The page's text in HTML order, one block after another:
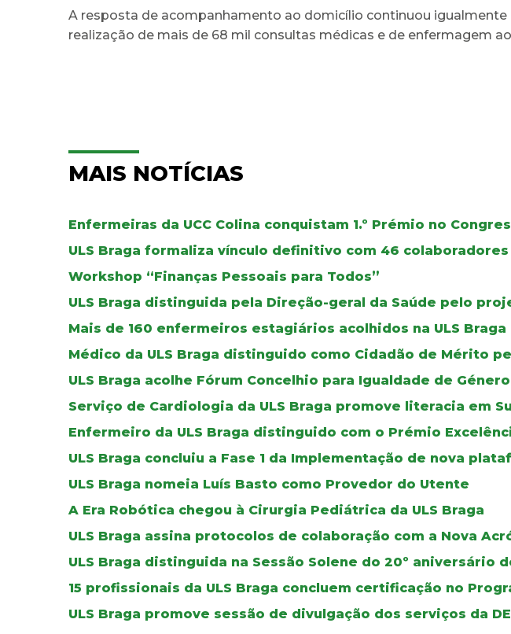
A resposta de acompanhamento ao domicílio continuou
realização de mais de 68 mil consultas médicas e de enfermagem
MAIS NOTÍCIAS
Enfermeiras da UCC Colina conquistam 1.º Prémio no
ULS Braga formaliza vínculo definitivo com 46 colaboradores
Workshop “Finanças Pessoais para Todos”
ULS Braga distinguida pela Direção-geral da Saúde pelo
Mais de 160 enfermeiros estagiários acolhidos na ULS Braga
Médico da ULS Braga distinguido como Cidadão de Mérito
ULS Braga acolhe Fórum Concelhio para Igualdade de
Serviço de Cardiologia da ULS Braga promove literacia em
Enfermeiro da ULS Braga distinguido com o Prémio
ULS Braga concluiu a Fase 1 da Implementação de nova
ULS Braga nomeia Luís Basto como Provedor do Utente
A Era Robótica chegou à Cirurgia Pediátrica da ULS Braga
ULS Braga assina protocolos de colaboração com a Nova
ULS Braga distinguida na Sessão Solene do 20º aniversário
15 profissionais da ULS Braga concluem certificação no
ULS Braga promove sessão de divulgação dos serviços da